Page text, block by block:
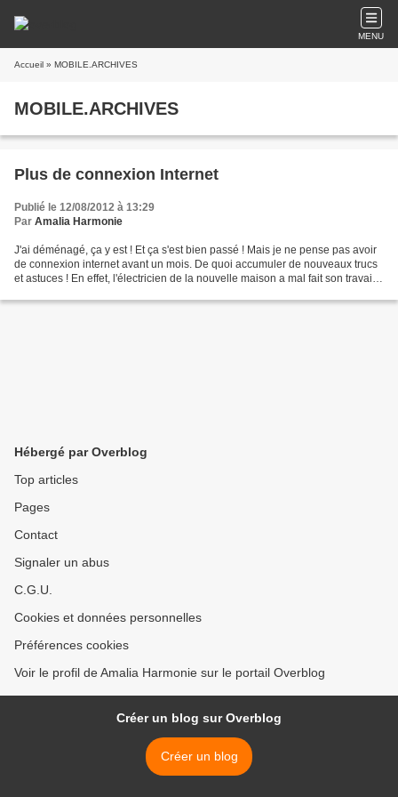
MENU
Accueil » MOBILE.ARCHIVES
MOBILE.ARCHIVES
Plus de connexion Internet
Publié le 12/08/2012 à 13:29
Par Amalia Harmonie
J'ai déménagé, ça y est ! Et ça s'est bien passé ! Mais je ne pense pas avoir
de connexion internet avant un mois. De quoi accumuler de nouveaux trucs
et astuces ! En effet, l'électricien de la nouvelle maison a mal fait son travail
Hébergé par Overblog
Top articles
Pages
Contact
Signaler un abus
C.G.U.
Cookies et données personnelles
Préférences cookies
Voir le profil de Amalia Harmonie sur le portail Overblog
Créer un blog sur Overblog
Créer un blog